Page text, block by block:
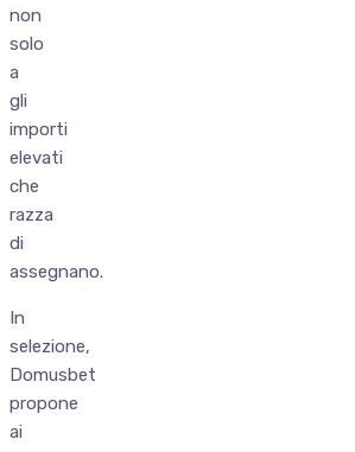
non
solo
a
gli
importi
elevati
che
razza
di
assegnano.
In
selezione,
Domusbet
propone
ai